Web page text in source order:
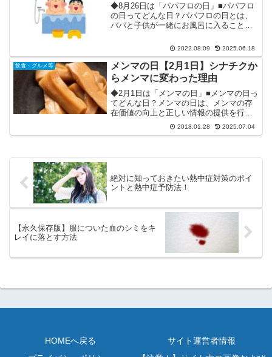
◆8月26日は「パパフロの日」■パパフロ
の日ってどんな日？パパフロの日とは、
パパと子供が一緒にお風呂に入ることを
するに「パパと一緒に風呂に入ろう♪」と
進を図るという狙...
2022.08.09 2025.06.18
飲食・グルメ等
メンマの日【2月1日】シナチクか
らメンマに変わった理由
◆2月1日は「メンマの日」■メンマの日っ
てどんな日？メンマの日は、メンマの存
在価値の向上と正しい情報の提供を行
い、メンマを食べる機会を創出する日で
す。堅苦しく書くと上記のようになりま
2018.01.28 2025.07.04
絶対に知っておきたい熱中症対策のポイ
ントと熱中症予防法！
【永久保存版】服についた血のシミをキ
レイに落とす方法
HOMEへ戻る
サイト運営者情報